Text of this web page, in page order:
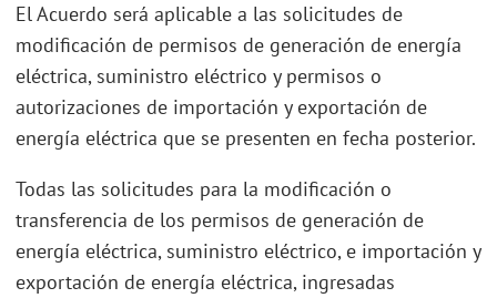
El Acuerdo será aplicable a las solicitudes de
modificación de permisos de generación de energía
eléctrica, suministro eléctrico y permisos o
autorizaciones de importación y exportación de
energía eléctrica que se presenten en fecha posterior.
Todas las solicitudes para la modificación o
transferencia de los permisos de generación de
energía eléctrica, suministro eléctrico, e importación y
exportación de energía eléctrica, ingresadas